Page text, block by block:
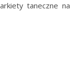
taneczne na